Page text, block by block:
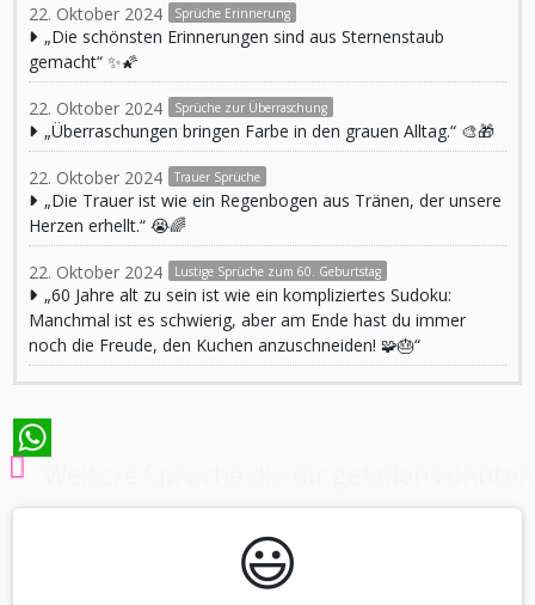
22. Oktober 2024 Sprüche Erinnerung
„Die schönsten Erinnerungen sind aus Sternenstaub
gemacht“ ✨🌠
22. Oktober 2024 Sprüche zur Überraschung
„Überraschungen bringen Farbe in den grauen Alltag.“ 🎨🎁
22. Oktober 2024 Trauer Sprüche
„Die Trauer ist wie ein Regenbogen aus Tränen, der unsere
Herzen erhellt.“ 😭🌈
22. Oktober 2024 Lustige Sprüche zum 60. Geburtstag
„60 Jahre alt zu sein ist wie ein kompliziertes Sudoku:
Manchmal ist es schwierig, aber am Ende hast du immer
noch die Freude, den Kuchen anzuschneiden! 🧩🎂“
WhatsApp
😃️